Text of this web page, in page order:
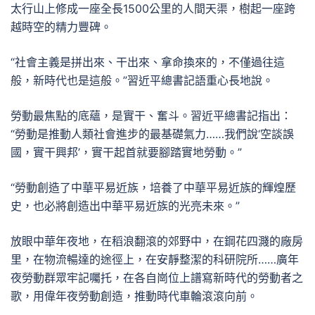
太行山上修成一座全長1500公里的人間天渠，樹起一座跨
越時空的精力豐碑。
“社會主義是拼出來、干出來、拿命換來的，不僅過往這
般，新時代也是這般。”習近平總書記語重心長地說。
勞動最焦點的底蘊，是實干、奮斗。習近平總書記指出：
“勞動是推動人類社會進步的最基礎氣力……我們說‘空談誤
國，實干興邦’，實干起首就要腳踏實地勞動。”
“勞動創造了中華平易近族，培養了中華平易近族的輝煌歷
史，也必將創造出中華平易近族的光亮未來。”
放眼中華年夜地，在稻浪翻滾的郊野中，在鋼花四濺的廠房
里，在物流暢達的途徑上，在安靜整潔的科研院所……廣年
夜勞動群眾牢記囑托，在各自崗位上譜寫新時代的勞動者之
歌，用偉年夜勞動創造，推動時代車輪滾滾向前。